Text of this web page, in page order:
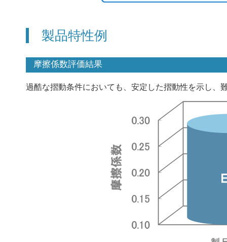
製品特性例
摩擦係数評価結果
過酷な摺動条件においても、安定した摺動性を示し、